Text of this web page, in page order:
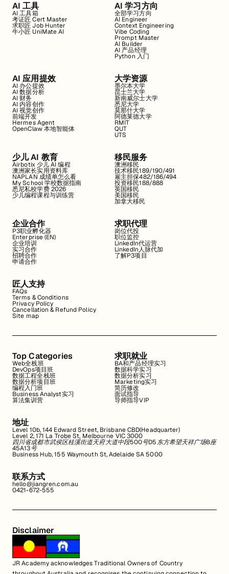
AI 工具
AI 工具箱
考证匠 Cert Master
求职匠 Job Hunter
牛小匠 UniMate AI
AI 学习方向
全部学习方向
AI Engineer
Context Engineering
Vibe Coding
Prompt Master
AI Builder
AI 产品经理
Python 入门
AI 应用提效
AI 办公提效
AI 数据分析
AI 财务
AI 内容创作
AI 视觉创作
前端开发
Hermes Agent
OpenClaw 本地智能体
大学资源
墨尔本大学
昆士兰大学
新南威尔士大学
悉尼大学
莫那什大学
阿德莱德大学
RMIT
QUT
UTS
少儿 AI 教育
Airbotix 少儿 AI 编程
澳洲家长实用资料库
NAPLAN 成绩单怎么看
My School 学校数据指南
悉尼私校学费 2026
少儿编程课程与训练营
移民服务
澳洲移民
技术移民189/190/491
雇主担保482/186/494
投资移民188/888
英国移民
美国移民
加拿大移民
企业合作
P3职业孵化器
Enterprise (EN)
企业培训
实习合作
招聘合作
申请合作
求职代理
岗位代投
职位监控
LinkedIn代运营
LinkedIn人脉代加
了解P3项目
匠人支持
FAQs
Terms & Conditions
Privacy Policy
Cancellation & Refund Policy
Site map
Top Categories
Web全栈班
DevOps项目班
数据工程全栈班
数据分析项目班
编程入门班
Business Analyst实习
算法集训营
求职就业
BA和产品经理实习
数据科学实习
数据分析实习
Marketing实习
简历修改
面试指导
导师指导VIP
地址
Level 10b, 144 Edward Street, Brisbane CBD(Headquarter)
Level 2, 171 La Trobe St, Melbourne VIC 3000
四川省成都市武侯区桂溪街道天府大道中段500号D5东方希望天祥广场B座
45A13号
Business Hub, 155 Waymouth St, Adelaide SA 5000
联系方式
hello@jiangren.com.au
0421-672-555
Disclaimer
JR Academy acknowledges Traditional Owners of Country